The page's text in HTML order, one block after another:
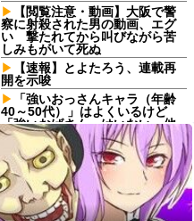
【閲覧注意・動画】大阪で警
察に射殺された男の動画、エグ
い 撃たれてから叫びながら苦
しみもがいて死ぬ
【速報】とよたろう、連載再
開を示唆
「強いおっさんキャラ（年齢
40～50代）」はよくいるけど
「強いおばさん」はいない…他
【衝撃】震災で母親に「置い
ていかないで」と言われて置い
ていった娘！⇒ (※画像あり)
最近、友人から距離を取られ
てる理由が判明。不倫がバレて
た。